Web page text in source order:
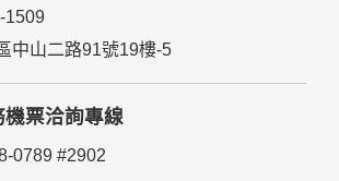
1509
中山二路91號19樓-5
票洽詢專線
0789 #2902